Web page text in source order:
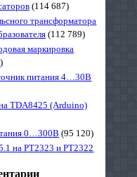
(114 687)
трансформатора
(112 789)
маркировка
питания 4…30В
TDA8425 (Arduino)
0…300В (95 120)
на PT2323 и PT2322